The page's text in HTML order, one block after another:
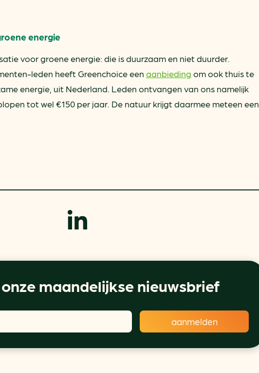
energie
voor groene energie: die is duurzaam en niet duurder.
leden heeft Greenchoice een aanbieding om ook thuis te
energie, uit Nederland. Leden ontvangen van ons namelijk
tot wel €150 per jaar. De natuur krijgt daarmee meteen een
maandelijkse nieuwsbrief